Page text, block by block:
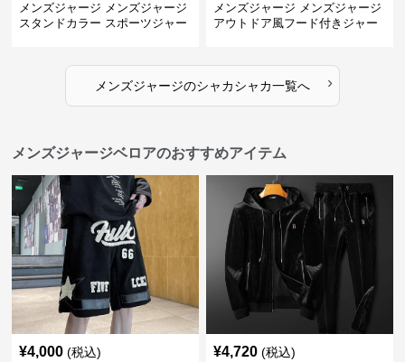
メンズジャージ メンズジャージ
スタンドカラー スポーツジャー
メンズジャージ メンズジャージ
アウトドア風フード付きジャー
メンズジャージのシャカシャカ一覧へ ›
メンズジャージベロアのおすすめアイテム
¥4,000 (税込) ¥4,720 (税込)